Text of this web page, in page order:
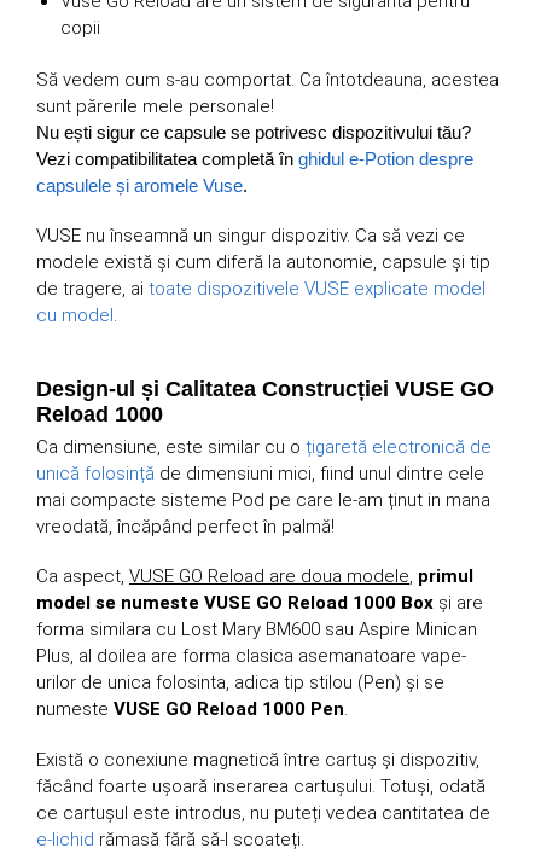
copii
Să vedem cum s-au comportat. Ca întotdeauna, acestea
sunt părerile mele personale!
Nu ești sigur ce capsule se potrivesc dispozitivului tău?
Vezi compatibilitatea completă în ghidul e-Potion despre
capsulele și aromele Vuse.
VUSE nu înseamnă un singur dispozitiv. Ca să vezi ce
modele există și cum diferă la autonomie, capsule și tip
de tragere, ai toate dispozitivele VUSE explicate model
cu model .
Design-ul și Calitatea Construcției VUSE GO
Reload 1000
Ca dimensiune, este similar cu o țigaretă electronică de
unică folosință de dimensiuni mici, fiind unul dintre cele
mai compacte sisteme Pod pe care le-am ținut in mana
vreodată, încăpând perfect în palmă!
Ca aspect, VUSE GO Reload are doua modele, primul
model se numeste VUSE GO Reload 1000 Box și are
forma similara cu Lost Mary BM600 sau Aspire Minican
Plus, al doilea are forma clasica asemanatoare vape-
urilor de unica folosinta, adica tip stilou (Pen) și se
numeste VUSE GO Reload 1000 Pen.
Există o conexiune magnetică între cartuș și dispozitiv,
făcând foarte ușoară inserarea cartușului. Totuși, odată
ce cartușul este introdus, nu puteți vedea cantitatea de
e-lichid rămasă fără să-l scoateți.